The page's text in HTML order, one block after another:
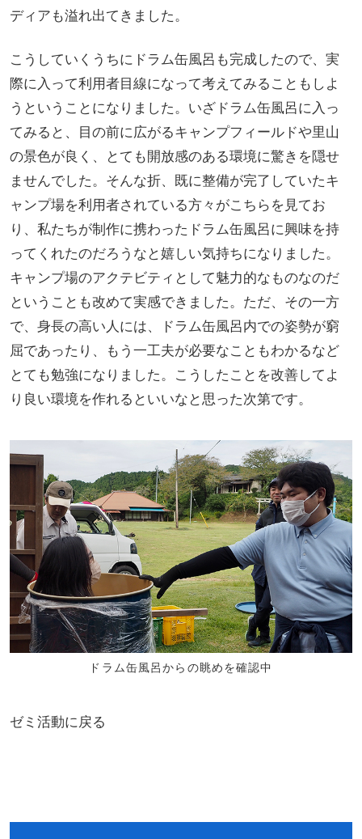
ディアも溢れ出てきました。
こうしていくうちにドラム缶風呂も完成したので、実
際に入って利用者目線になって考えてみることもしよ
うということになりました。いざドラム缶風呂に入っ
てみると、目の前に広がるキャンプフィールドや里山
の景色が良く、とても開放感のある環境に驚きを隠せ
ませんでした。そんな折、既に整備が完了していたキ
ャンプ場を利用者されている方々がこちらを見てお
り、私たちが制作に携わったドラム缶風呂に興味を持
ってくれたのだろうなと嬉しい気持ちになりました。
キャンプ場のアクテビティとして魅力的なものなのだ
ということも改めて実感できました。ただ、その一方
で、身長の高い人には、ドラム缶風呂内での姿勢が窮
屈であったり、もう一工夫が必要なこともわかるなど
とても勉強になりました。こうしたことを改善してよ
り良い環境を作れるといいなと思った次第です。
ドラム缶風呂からの眺めを確認中
ゼミ活動に戻る